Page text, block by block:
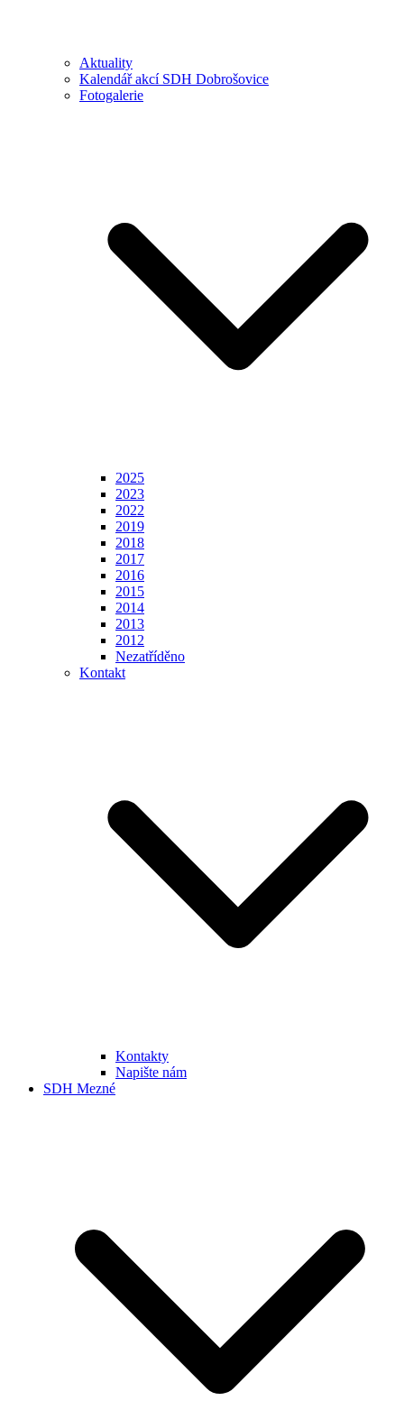
Aktuality
Kalendář akcí SDH Dobrošovice
Fotogalerie
2025
2023
2022
2019
2018
2017
2016
2015
2014
2013
2012
Nezatříděno
Kontakt
Kontakty
Napište nám
SDH Mezné